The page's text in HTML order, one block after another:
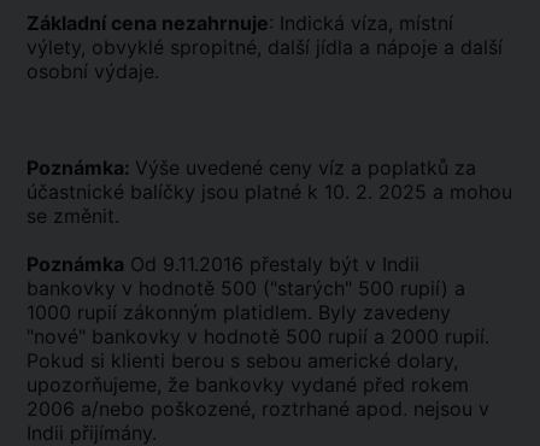
Základní cena nezahrnuje: Indická víza, místní
výlety, obvyklé spropitné, další jídla a nápoje a další
osobní výdaje.
Poznámka: Výše uvedené ceny víz a poplatků za
účastnické balíčky jsou platné k 10. 2. 2025 a mohou
se změnit.
Poznámka Od 9.11.2016 přestaly být v Indii
bankovky v hodnotě 500 ("starých" 500 rupií) a
1000 rupií zákonným platidlem. Byly zavedeny
"nové" bankovky v hodnotě 500 rupií a 2000 rupií.
Pokud si klienti berou s sebou americké dolary,
upozorňujeme, že bankovky vydané před rokem
2006 a/nebo poškozené, roztrhané apod. nejsou v
Indii přijímány.